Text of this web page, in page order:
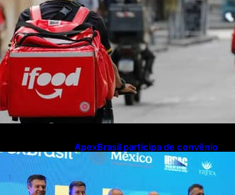
ApexBrasil participa de convênio
para investimento de R$ 2,63
milhões em exportações de cachaça